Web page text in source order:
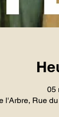
05
l'Arbre, Rue